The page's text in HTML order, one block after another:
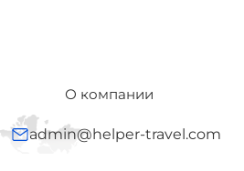
О компании
admin@helper-travel.com